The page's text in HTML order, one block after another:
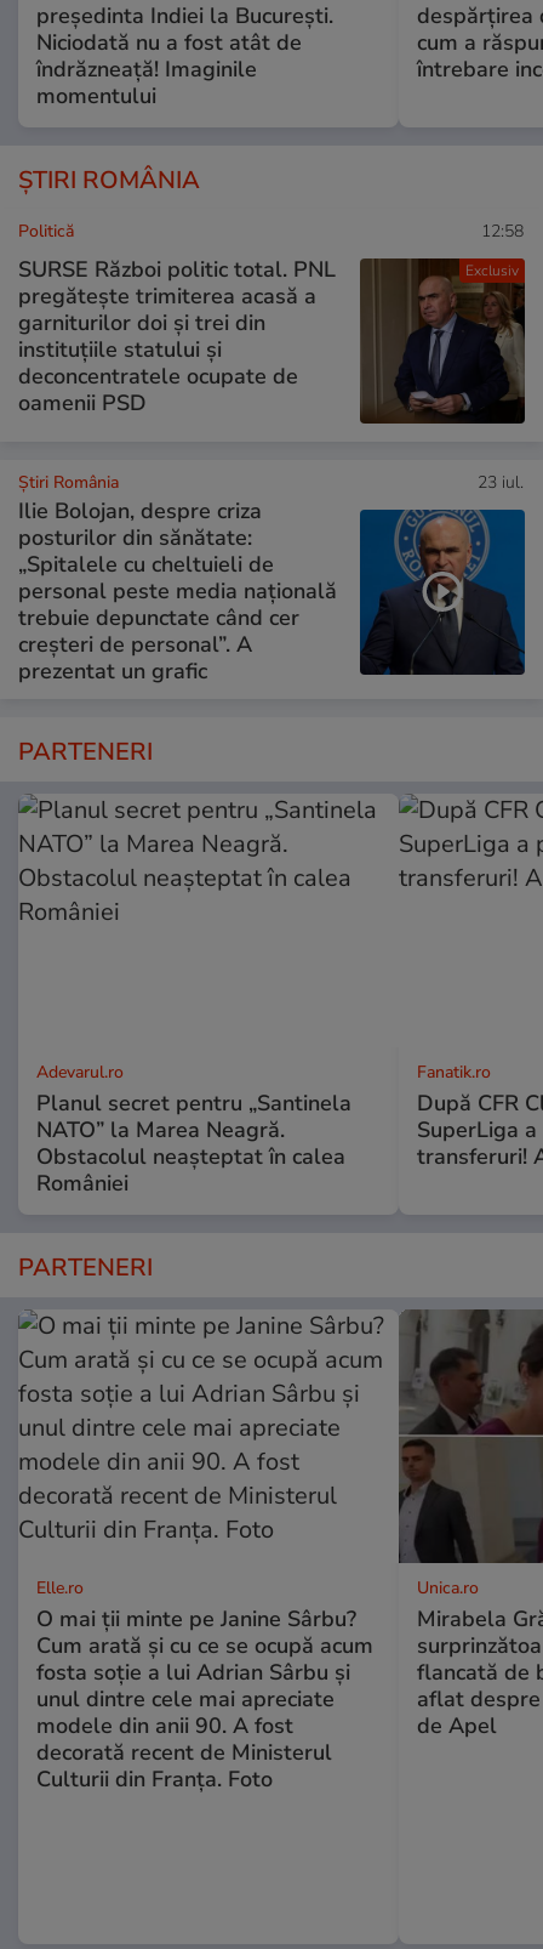
președinta Indiei la București.
Niciodată nu a fost atât de
îndrăzneață! Imaginile
momentului
despărțirea
cum a
întrebare
ȘTIRI ROMÂNIA
Exclusiv
Politică 12:58
SURSE Război politic total. PNL
pregătește trimiterea acasă a
garniturilor doi și trei din
instituțiile statului și
deconcentratele ocupate de
oamenii PSD
Știri România 23 iul.
Ilie Bolojan, despre criza
posturilor din sănătate:
„Spitalele cu cheltuieli de
personal peste media națională
trebuie depunctate când cer
creșteri de personal”. A
prezentat un grafic
PARTENERI
Adevarul.ro
Planul secret pentru „Santinela
NATO” la Marea Neagră.
Obstacolul neașteptat în calea
României
Fanatik.ro
După CFR
SuperLiga
transferuri!
PARTENERI
Elle.ro
O mai ții minte pe Janine Sârbu?
Cum arată și cu ce se ocupă acum
fosta soție a lui Adrian Sârbu și
unul dintre cele mai apreciate
modele din anii 90. A fost
decorată recent de Ministerul
Culturii din Franța. Foto
Unica.ro
Mirabela
flancată de
aflat
de Apel